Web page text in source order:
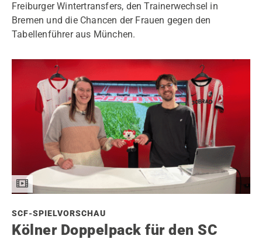
Freiburger Wintertransfers, den Trainerwechsel in
Bremen und die Chancen der Frauen gegen den
Tabellenführer aus München.
SCF-SPIELVORSCHAU
Kölner Doppelpack für den SC